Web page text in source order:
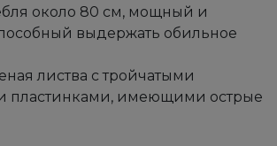
около 80 см, мощный и
выдержать обильное
листва с тройчатыми
пластинками, имеющими острые